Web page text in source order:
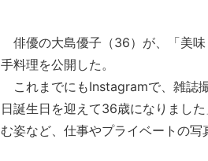
俳優の大島優子（36）が、「美
手料理を公開した。
これまでにもInstagramで、雑誌
日誕生日を迎えて36歳になりまし
む姿など、仕事やプライベートの写